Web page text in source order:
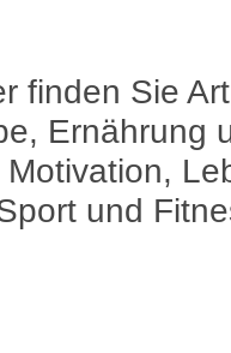
finden Sie
Ernährung
und